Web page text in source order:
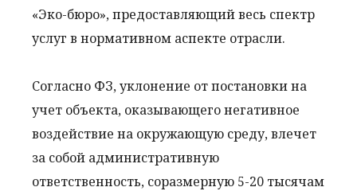
«Эко-бюро», предоставляющий весь спектр
услуг в нормативном аспекте отрасли.
Согласно ФЗ, уклонение от постановки на
учет объекта, оказывающего негативное
воздействие на окружающую среду, влечет
за собой административную
ответственность, соразмерную 5-20 тысячам